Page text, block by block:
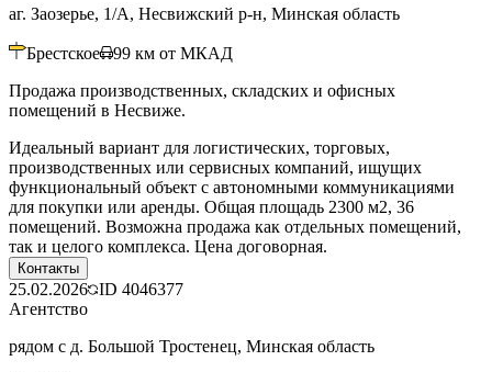
аг. Заозерье, 1/А, Несвижский р-н, Минская область
Брестское 99 км от МКАД
Продажа производственных, складских и офисных
помещений в Несвиже.
Идеальный вариант для логистических, торговых,
производственных или сервисных компаний, ищущих
функциональный объект с автономными коммуникациями
для покупки или аренды. Общая площадь 2300 м2, 36
помещений. Возможна продажа как отдельных помещений,
так и целого комплекса. Цена договорная.
Контакты
25.02.2026 ID 4046377
Агентство
рядом с д. Большой Тростенец, Минская область